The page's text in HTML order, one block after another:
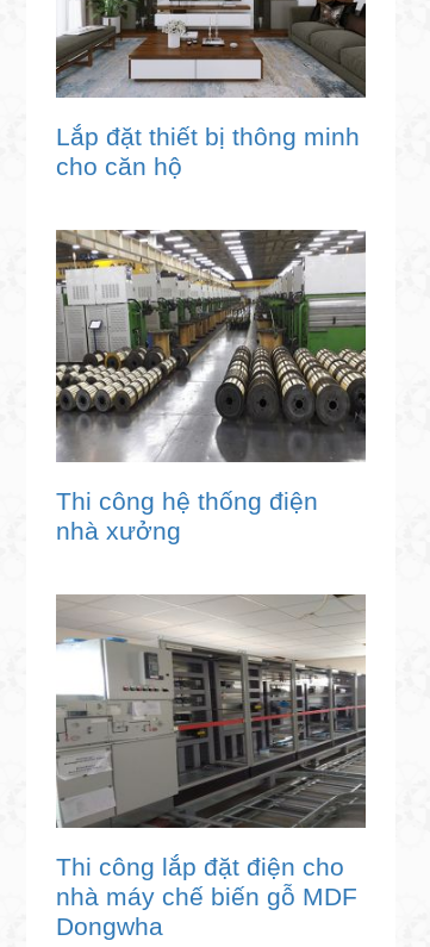
Lắp đặt thiết bị thông minh
cho căn hộ
Thi công hệ thống điện
nhà xưởng
Thi công lắp đặt điện cho
nhà máy chế biến gỗ MDF
Dongwha